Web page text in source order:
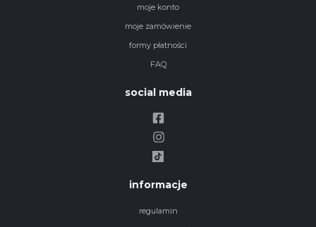
moje konto
moje zamówienie
formy płatności
FAQ
social media
informacje
regulamin